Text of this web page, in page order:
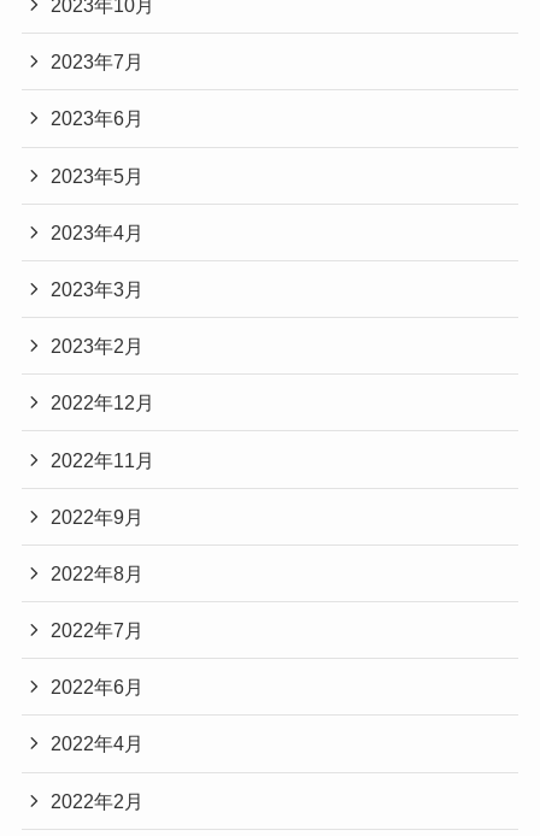
2023年10月
2023年7月
2023年6月
2023年5月
2023年4月
2023年3月
2023年2月
2022年12月
2022年11月
2022年9月
2022年8月
2022年7月
2022年6月
2022年4月
2022年2月